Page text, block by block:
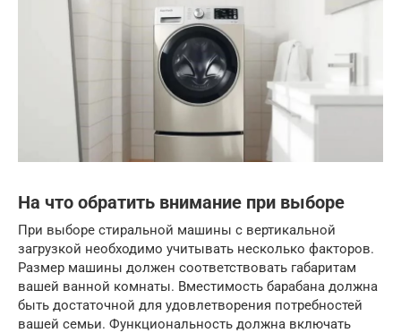
На что обратить внимание при выборе
При выборе стиральной машины с вертикальной
загрузкой необходимо учитывать несколько факторов.
Размер машины должен соответствовать габаритам
вашей ванной комнаты. Вместимость барабана должна
быть достаточной для удовлетворения потребностей
вашей семьи. Функциональность должна включать